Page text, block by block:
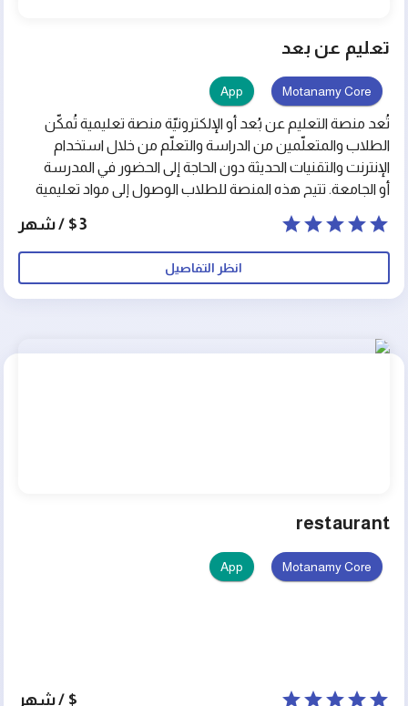
تعليم عن بعد
Motanamy Core
App
تُعد منصة التعليم عن بُعد أو الإلكترونيّة منصة تعليمية تُمكّن
الطلاب والمتعلّمين من الدراسة والتعلّم من خلال استخدام
الإنترنت والتقنيات الحديثة دون الحاجة إلى الحضور في المدرسة
أو الجامعة. تتيح هذه المنصة للطلاب الوصول إلى مواد تعليمية
الفرصة للتواصل مع المدرسين والمحاضرين والطلاب الآخرين
عبر الإنترنت. وتتضمن منصات التعليم عن بُعد أدوات تفاعلية
مثل الفيديوهات التعليمية والمنتديات الحوارية والاختبارات
الإلكترونية وغيرها من الأدوات التي تساعد الطلاب على تنمية
للمتعلّمين الدراسة وفقاً لجدولهم الزمني الخاص وبمعدل
$3 / شهر
انظر التفاصيل
restaurant
Motanamy Core
App
$ / شهر